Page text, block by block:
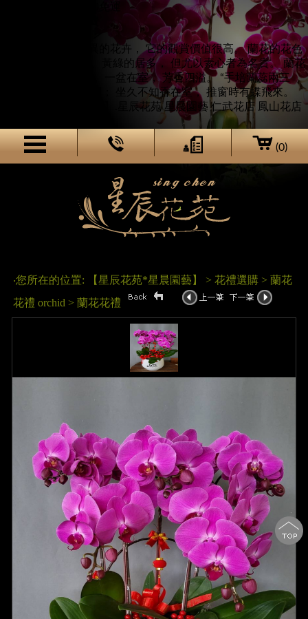
蘭花是一種風格獨異的花卉， 它的觀賞價值很高。 蘭花的花色
淡雅， 其中以嫩綠、黃綠的居多， 但尤以素心者為名貴。 蘭花
的香氣， 清而不濁， 一盆在室， 芳香四溢。 “手培蘭蕊兩三
栽， 日暖風和次第開； 坐久不知香在室， 推窗時有蝶飛來。
【星辰花苑*星晨園藝】.星辰花苑 星晨園藝 仁武花店 鳳山花店
(0)
‧您所在的位置: 【星辰花苑*星晨園藝】 > 花禮選購 > 蘭花
花禮 orchid > 蘭花花禮